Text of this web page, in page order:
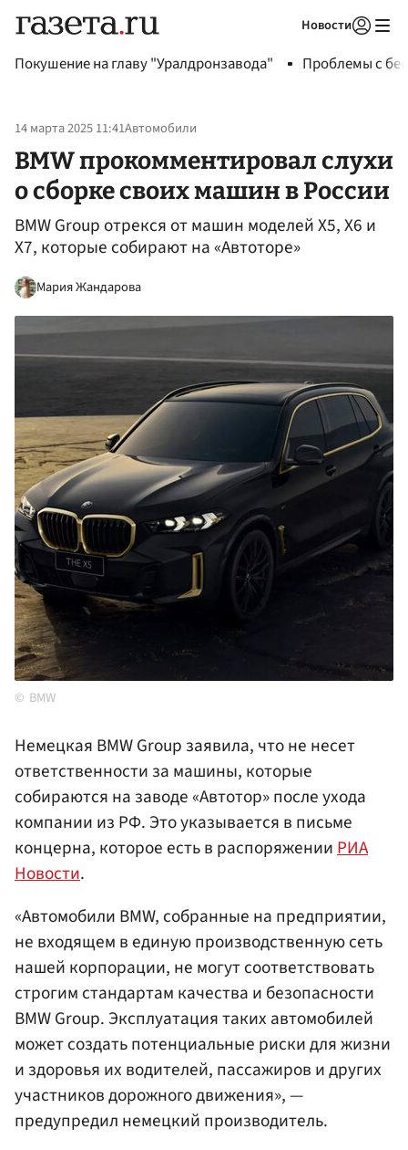
Новости
Покушение на главу "Уралдронзавода" Проблемы с
14 марта 2025 11:41Автомобили
BMW прокомментировал слухи
о сборке своих машин в России
BMW Group отрекся от машин моделей Х5, Х6 и
Х7, которые собирают на «Автоторе»
Мария Жандарова
BMW
Немецкая BMW Group заявила, что не несет
ответственности за машины, которые
собираются на заводе «Автотор» после ухода
компании из РФ. Это указывается в письме
концерна, которое есть в распоряженииРИА
Новости.
«Автомобили BMW, собранные на предприятии,
не входящем в единую производственную сеть
нашей корпорации, не могут соответствовать
строгим стандартам качества и безопасности
BMW Group. Эксплуатация таких автомобилей
может создать потенциальные риски для жизни
и здоровья их водителей, пассажиров и других
участников дорожного движения», —
предупредил немецкий производитель.